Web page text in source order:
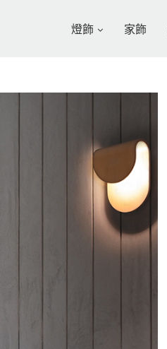
燈飾 家飾